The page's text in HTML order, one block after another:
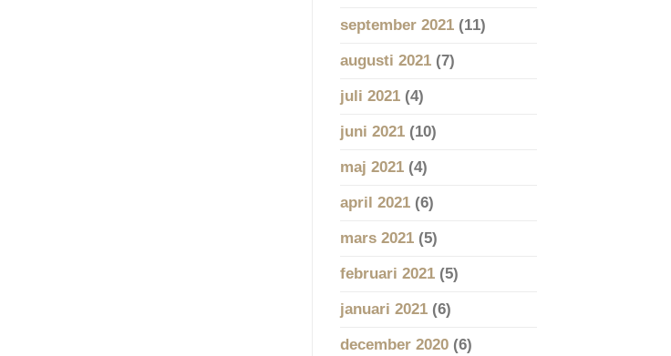
september 2021(11)
augusti 2021(7)
juli 2021(4)
juni 2021(10)
maj 2021(4)
april 2021(6)
mars 2021(5)
februari 2021(5)
januari 2021(6)
december 2020(6)